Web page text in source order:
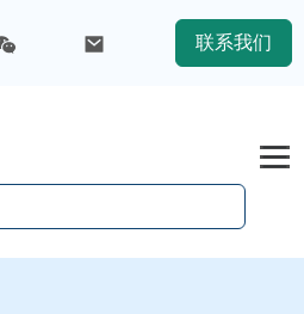
联系我们